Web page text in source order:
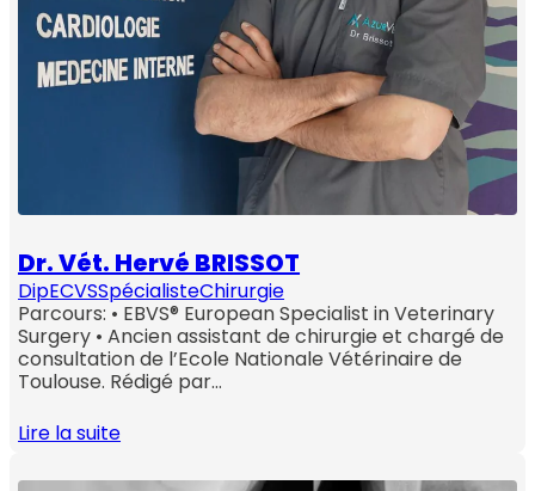
Dr. Vét. Hervé BRISSOT
DipECVSSpécialisteChirurgie
Parcours: • EBVS® European Specialist in Veterinary
Surgery • Ancien assistant de chirurgie et chargé de
consultation de l’Ecole Nationale Vétérinaire de
Toulouse. Rédigé par…
Lire la suite